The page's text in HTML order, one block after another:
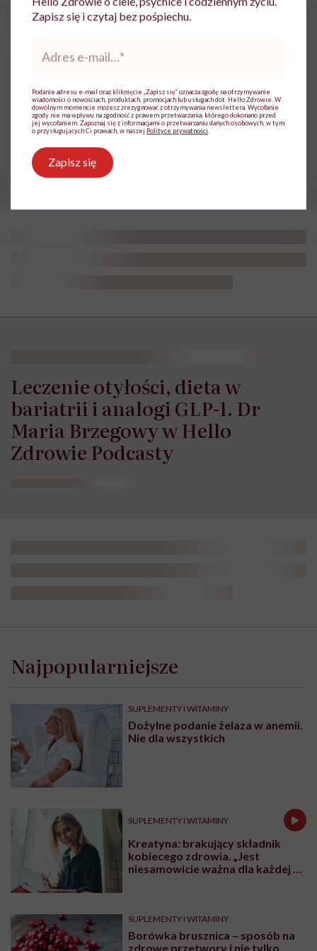
diet, które trendują dziś w social
mediach, łączą dwie rzeczy:
eliminacje i udziwnienia”
Leczenie otyłości, dieta w
bariatrii i analogi GLP-1. Dr
Maria Brzegowy w Hello
Zdrowie Podcasty
Najpopularniejsze
SUPLEMENTY I WITAMINY
Dożylne podanie żelaza w anemii.
Nie dla wszystkich
SUPLEMENTY I WITAMINY
Kreatyna: brakujący składnik
kobiecego zdrowia. „Jest
niesamowicie ważna dla każdej z
SUPLEMENTY I WITAMINY
Borówka brusznica – sposób na
zdrowe przetwory i nie tylko
Zapisz się i czytaj bez pośpiechu.
mail*
Podanie adresu e-mail oraz kliknięcie „Zapisz się” oznacza zgodę na otrzymywanie
wiadomości o nowościach, produktach, promocjach lub usługach dot. Hello Zdrowie. W
dowolnym momencie możesz zrezygnować z otrzymywania newslettera. Wycofanie
zgody nie ma wpływu na zgodność z prawem przetwarzania, którego dokonano przed
jej wycofaniem. Zapoznaj się z informacjami o przetwarzaniu danych osobowych, w tym
o przysługujących Ci prawach, w naszej Polityce prywatności
Zapisz się